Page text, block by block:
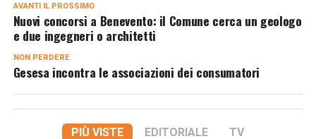
AVANTI IL ​​PROSSIMO
Nuovi concorsi a Benevento: il Comune cerca un geologo
e due ingegneri o architetti
NON PERDERE
Gesesa incontra le associazioni dei consumatori
PIÙ VISTE EDITORIALE TV